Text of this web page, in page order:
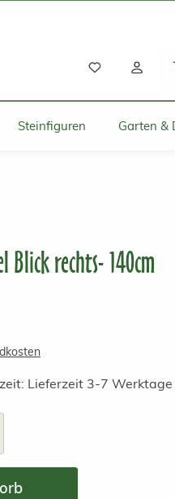
Steinfiguren Garten &
Blick rechts- 140cm
Lieferzeit 3-7 Werktage
den